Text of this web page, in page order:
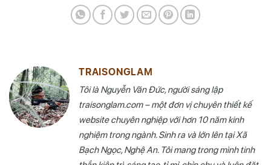
TRAISONGLAM
Tôi là Nguyễn Văn Đức, người sáng lập
traisonglam.com – một đơn vị chuyên thiết kế
website chuyên nghiệp với hơn 10 năm kinh
nghiệm trong ngành. Sinh ra và lớn lên tại Xã
Bạch Ngọc, Nghệ An. Tôi mang trong mình tinh